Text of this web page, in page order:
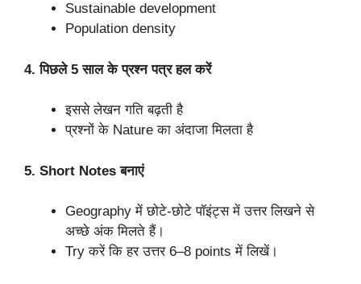
Sustainable development
Population density
4. पिछले 5 साल के प्रश्न पत्र हल करें
इससे लेखन गति बढ़ती है
प्रश्नों के Nature का अंदाजा मिलता है
5. Short Notes बनाएं
Geography में छोटे-छोटे पॉइंट्स में उत्तर लिखने से
अच्छे अंक मिलते हैं।
Try करें कि हर उत्तर 6–8 points में लिखें।